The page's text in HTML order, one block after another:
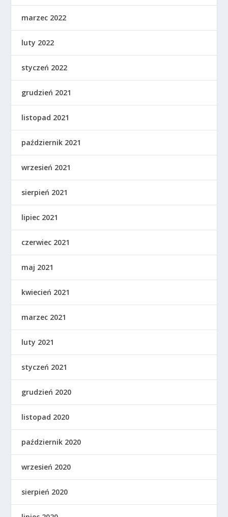
marzec 2022
luty 2022
styczeń 2022
grudzień 2021
listopad 2021
październik 2021
wrzesień 2021
sierpień 2021
lipiec 2021
czerwiec 2021
maj 2021
kwiecień 2021
marzec 2021
luty 2021
styczeń 2021
grudzień 2020
listopad 2020
październik 2020
wrzesień 2020
sierpień 2020